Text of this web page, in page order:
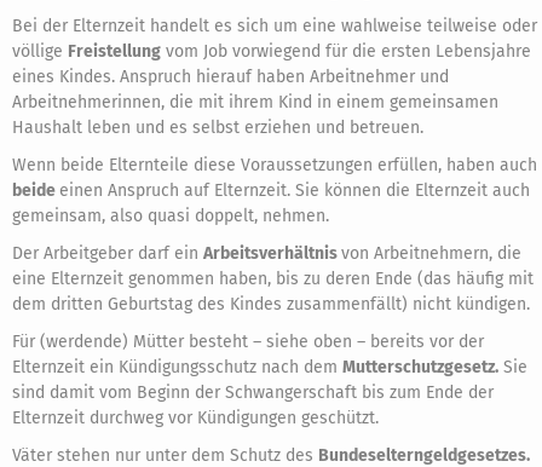
Bei der Elternzeit handelt es sich um eine wahlweise teilweise oder
völlige Freistellung vom Job vorwiegend für die ersten Lebensjahre
eines Kindes. Anspruch hierauf haben Arbeitnehmer und
Arbeitnehmerinnen, die mit ihrem Kind in einem gemeinsamen
Haushalt leben und es selbst erziehen und betreuen.
Wenn beide Elternteile diese Voraussetzungen erfüllen, haben auch
beide einen Anspruch auf Elternzeit. Sie können die Elternzeit auch
gemeinsam, also quasi doppelt, nehmen.
Der Arbeitgeber darf ein Arbeitsverhältnisvon Arbeitnehmern, die
eine Elternzeit genommen haben, bis zu deren Ende (das häufig mit
dem dritten Geburtstag des Kindes zusammenfällt) nicht kündigen.
Für (werdende) Mütter besteht – siehe oben – bereits vor der
Elternzeit ein Kündigungsschutz nach dem Mutterschutzgesetz. Sie
sind damit vom Beginn der Schwangerschaft bis zum Ende der
Elternzeit durchweg vor Kündigungen geschützt.
Väter stehen nur unter dem Schutz des Bundeselterngeldgesetzes.